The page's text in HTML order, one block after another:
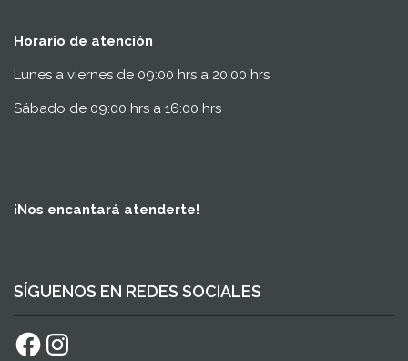
Horario de atención
Lunes a viernes de 09:00 hrs a 20:00 hrs
Sábado de 09:00 hrs a 16:00 hrs
¡Nos encantará atenderte!
SÍGUENOS EN REDES SOCIALES
FacebookInstagram